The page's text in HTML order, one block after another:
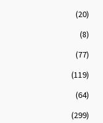
(20)
(8)
(77)
(119)
(64)
(299)